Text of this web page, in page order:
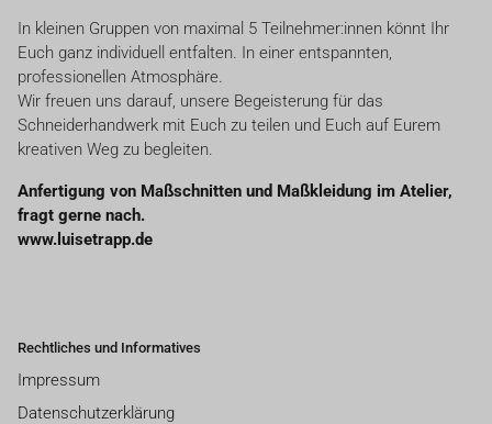
In kleinen Gruppen von maximal 5 Teilnehmer:innen könnt Ihr
Euch ganz individuell entfalten. In einer entspannten,
professionellen Atmosphäre.
Wir freuen uns darauf, unsere Begeisterung für das
Schneiderhandwerk mit Euch zu teilen und Euch auf Eurem
kreativen Weg zu begleiten.
Anfertigung von Maßschnitten und Maßkleidung im Atelier,
fragt gerne nach.
www.luisetrapp.de
Rechtliches und Informatives
Impressum
Datenschutzerklärung